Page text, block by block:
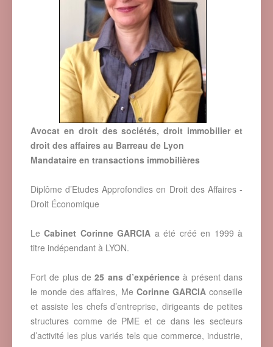
Avocat en droit des sociétés, droit immobilier et
droit des affaires au Barreau de Lyon
Mandataire en transactions immobilières
Diplôme d’Etudes Approfondies en Droit des Affaires -
Droit Économique
Le Cabinet Corinne GARCIA a été créé en 1999 à
titre indépendant à LYON.
Fort de plus de25 ans d’expérience à présent dans
le monde des affaires, Me Corinne GARCIAconseille
et assiste les chefs d’entreprise, dirigeants de petites
structures comme de PME et ce dans les secteurs
d’activité les plus variés tels que commerce, industrie,